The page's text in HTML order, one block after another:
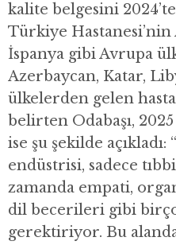
kalite belgesini
Türkiye
İspanya gibi Avrupa
Azerbaycan, Katar,
ülkelerden gelen
belirten Odabaşı,
ise şu şekilde
endüstrisi, sadece
zamanda empati,
dil becerileri gibi
gerektiriyor. Bu